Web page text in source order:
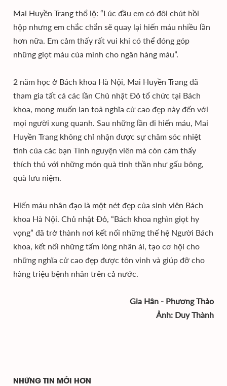
Mai Huyền Trang thổ lộ: “Lúc đầu em có đôi chút hồi
hộp nhưng em chắc chắn sẽ quay lại hiến máu nhiều lần
hơn nữa. Em cảm thấy rất vui khi có thể đóng góp
những giọt máu của mình cho ngân hàng máu”.
2 năm học ở Bách khoa Hà Nội, Mai Huyền Trang đã
tham gia tất cả các lần Chủ nhật Đỏ tổ chức tại Bách
khoa, mong muốn lan toả nghĩa cử cao đẹp này đến với
mọi người xung quanh. Sau những lần đi hiến máu, Mai
Huyền Trang không chỉ nhận được sự chăm sóc nhiệt
tình của các bạn Tình nguyện viên mà còn cảm thấy
thích thú với những món quà tinh thần như gấu bông,
quà lưu niệm.
Hiến máu nhân đạo là một nét đẹp của sinh viên Bách
khoa Hà Nội. Chủ nhật Đỏ, “Bách khoa nghìn giọt hy
vọng” đã trở thành nơi kết nối những thế hệ Người Bách
khoa, kết nối những tấm lòng nhân ái, tạo cơ hội cho
những nghĩa cử cao đẹp được tôn vinh và giúp đỡ cho
hàng triệu bệnh nhân trên cả nước.
Gia Hân - Phương Thảo
Ảnh: Duy Thành
NHỮNG TIN MỚI HƠN